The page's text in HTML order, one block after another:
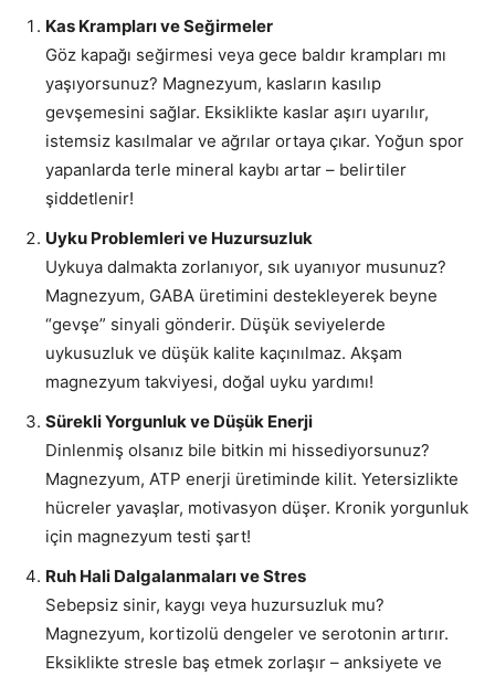
Kas Krampları ve Seğirmeler
Göz kapağı seğirmesi veya gece baldır krampları mı
yaşıyorsunuz? Magnezyum, kasların kasılıp
gevşemesini sağlar. Eksiklikte kaslar aşırı uyarılır,
istemsiz kasılmalar ve ağrılar ortaya çıkar. Yoğun spor
yapanlarda terle mineral kaybı artar – belirtiler
şiddetlenir!
Uyku Problemleri ve Huzursuzluk
Uykuya dalmakta zorlanıyor, sık uyanıyor musunuz?
Magnezyum, GABA üretimini destekleyerek beyne
“gevşe” sinyali gönderir. Düşük seviyelerde
uykusuzluk ve düşük kalite kaçınılmaz. Akşam
magnezyum takviyesi, doğal uyku yardımı!
Sürekli Yorgunluk ve Düşük Enerji
Dinlenmiş olsanız bile bitkin mi hissediyorsunuz?
Magnezyum, ATP enerji üretiminde kilit. Yetersizlikte
hücreler yavaşlar, motivasyon düşer. Kronik yorgunluk
için magnezyum testi şart!
Ruh Hali Dalgalanmaları ve Stres
Sebepsiz sinir, kaygı veya huzursuzluk mu?
Magnezyum, kortizolü dengeler ve serotonin artırır.
Eksiklikte stresle baş etmek zorlaşır – anksiyete ve